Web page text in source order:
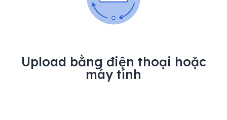
Upload bằng điện thoại hoặc
máy tính